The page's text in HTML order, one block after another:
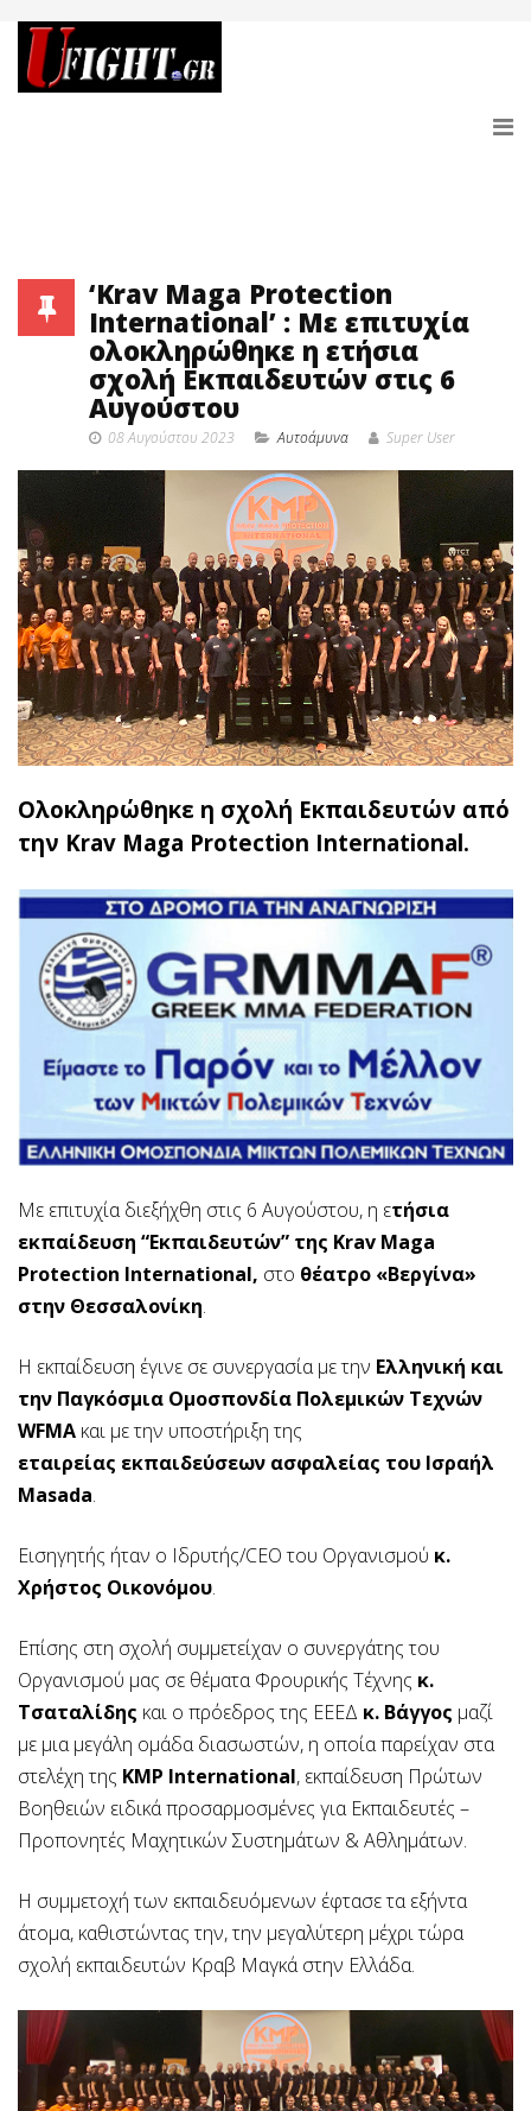
‘Krav Maga Protection
International’ : Με επιτυχία
oλοκληρώθηκε η ετήσια
σχολή Εκπαιδευτών στις 6
Αυγούστου
08 Αυγούστου 2023 Αυτοάμυνα Super User
Ολοκληρώθηκε η σχολή Εκπαιδευτών από
την Krav Maga Protection International.
Με επιτυχία διεξήχθη στις 6 Αυγούστου, η ετήσια
εκπαίδευση “Εκπαιδευτών” της Krav Maga
Protection International, στο θέατρο «Βεργίνα»
στην Θεσσαλονίκη.
Η εκπαίδευση έγινε σε συνεργασία με την Ελληνική και
την Παγκόσμια Ομοσπονδία Πολεμικών Τεχνών
WFMA και με την υποστήριξη της
εταιρείας εκπαιδεύσεων ασφαλείας του Ισραήλ
Masada.
Εισηγητής ήταν ο Ιδρυτής/CEO του Οργανισμού κ.
Χρήστος Οικονόμου.
Επίσης στη σχολή συμμετείχαν ο συνεργάτης του
Οργανισμού μας σε θέματα Φρουρικής Τέχνης κ.
Τσαταλίδης και ο πρόεδρος της ΕΕΕΔ κ. Βάγγος μαζί
με μια μεγάλη ομάδα διασωστών, η οποία παρείχαν στα
στελέχη της KMP International, εκπαίδευση Πρώτων
Βοηθειών ειδικά προσαρμοσμένες για Εκπαιδευτές –
Προπονητές Μαχητικών Συστημάτων & Αθλημάτων.
Η συμμετοχή των εκπαιδευόμενων έφτασε τα εξήντα
άτομα, καθιστώντας την, την μεγαλύτερη μέχρι τώρα
σχολή εκπαιδευτών Κραβ Μαγκά στην Ελλάδα.